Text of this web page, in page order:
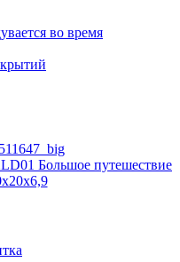
во время
Большое путешествие